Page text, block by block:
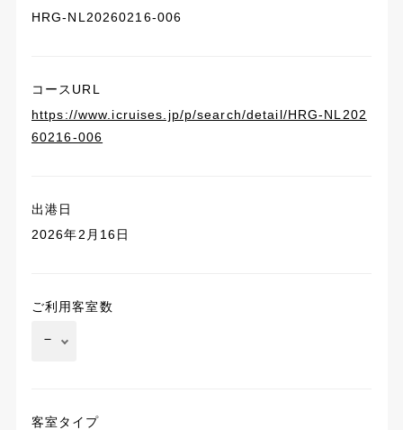
HRG-NL20260216-006
コースURL
https://www.icruises.jp/p/search/detail/HRG-NL202
60216-006
出港日
2026年2月16日
ご利用客室数
客室タイプ